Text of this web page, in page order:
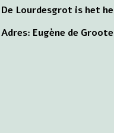
De Lourdesgrot is het
Adres: Eugène de